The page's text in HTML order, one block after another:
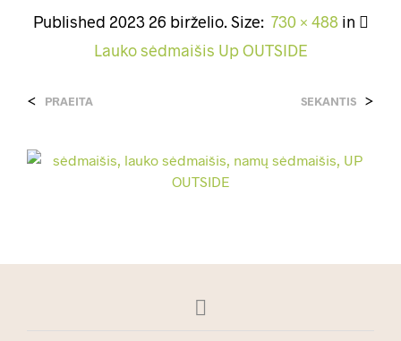
Published 2023 26 birželio. Size: 730 × 488 in
Lauko sėdmaišis Up OUTSIDE
< PRAEITA SEKANTIS >